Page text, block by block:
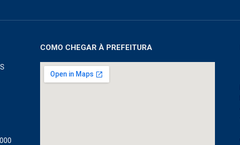
COMO CHEGAR À PREFEITURA